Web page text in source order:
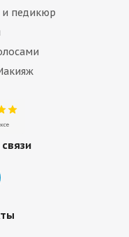
педикюр